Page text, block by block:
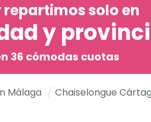
solo en
y
36 cómodas cuotas
Málaga / Chaiselongue